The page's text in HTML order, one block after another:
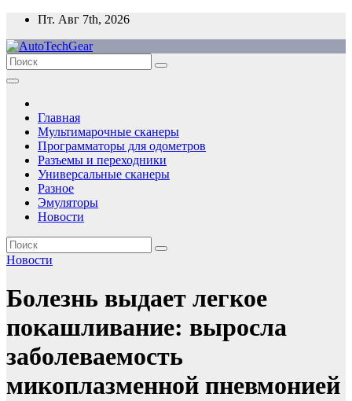
Перейти
содержимому
Пт. Авг 7th, 2026
Главная
Мультимарочные сканеры
Программаторы для одометров
Разъемы и переходники
Универсальные сканеры
Разное
Эмуляторы
Новости
Новости
Болезнь выдает легкое
покашливание: выросла
заболеваемость
микоплазменной пневмонией